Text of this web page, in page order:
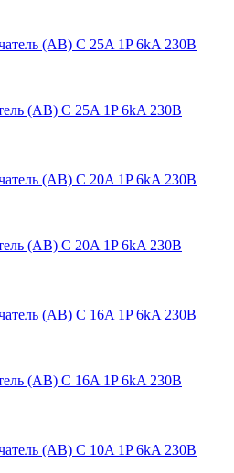
(АВ) C 25A 1P 6kA 230В
(АВ) C 20A 1P 6kA 230В
(АВ) C 16A 1P 6kA 230В